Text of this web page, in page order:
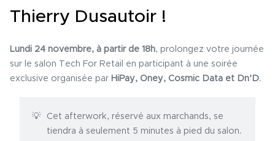
Thierry Dusautoir !
Lundi 24 novembre, à partir de 18h, prolongez votre journée
sur le salon Tech For Retail en participant à une soirée
exclusive organisée par HiPay, Oney, Cosmic Data et Dn’D.
Cet afterwork, réservé aux marchands, se
tiendra à seulement 5 minutes à pied du salon.